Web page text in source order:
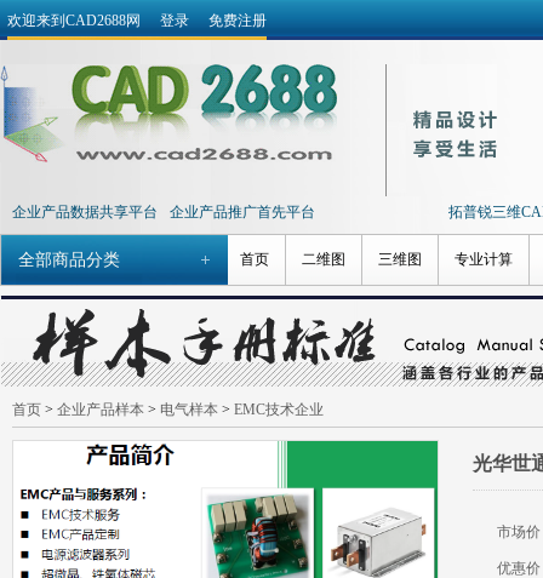
欢迎来到CAD2688网 登录 免费注册
企业产品数据共享平台 企业产品推广首先平台 拓普锐三维
全部商品分类 首页 二维图 三维图 专业计算
首页 > 企业产品样本 > 电气样本 > EMC技术企业
光华世
市场
优惠